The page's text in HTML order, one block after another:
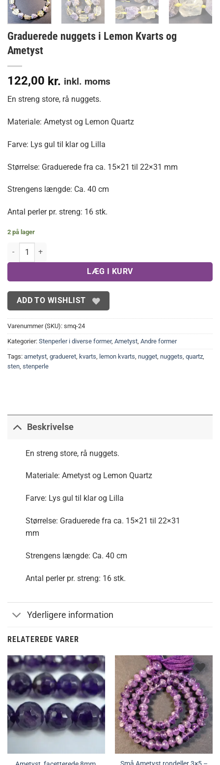
Graduerede nuggets i Lemon Kvarts og
Ametyst
122,00 kr. inkl. moms
En streng store, rå nuggets.
Materiale: Ametyst og Lemon Quartz
Farve: Lys gul til klar og Lilla
Størrelse: Graduerede fra ca. 15×21 til 22×31 mm
Strengens længde: Ca. 40 cm
Antal perler pr. streng: 16 stk.
2 på lager
Graduerede nuggets i Lemon Kvarts og Ametyst antal
LÆG I KURV
ADD TO WISHLIST
Varenummer (SKU): smq-24
Kategorier: Stenperler i diverse former, Ametyst Andre former
Tags: ametyst gradueret kvarts lemon kvarts nugget nuggets quartz
sten stenperle
Beskrivelse
En streng store, rå nuggets.
Materiale: Ametyst og Lemon Quartz
Farve: Lys gul til klar og Lilla
Størrelse: Graduerede fra ca. 15×21 til 22×31
mm
Strengens længde: Ca. 40 cm
Antal perler pr. streng: 16 stk.
Yderligere information
RELATEREDE VARER